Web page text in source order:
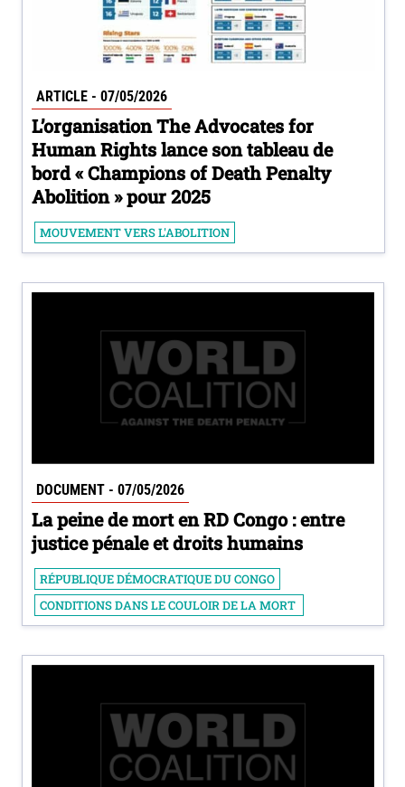
ARTICLE - 07/05/2026
L’organisation The Advocates for
Human Rights lance son tableau de
bord « Champions of Death Penalty
Abolition » pour 2025
MOUVEMENT VERS L'ABOLITION
DOCUMENT - 07/05/2026
La peine de mort en RD Congo : entre
justice pénale et droits humains
RÉPUBLIQUE DÉMOCRATIQUE DU CONGO
CONDITIONS DANS LE COULOIR DE LA MORT